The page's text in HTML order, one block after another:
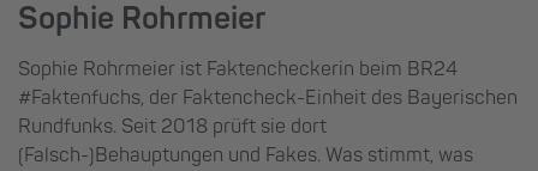
Sophie Rohrmeier
Sophie Rohrmeier ist Faktencheckerin beim BR24
#Faktenfuchs, der Faktencheck-Einheit des Bayerischen
Rundfunks. Seit 2018 prüft sie dort
(Falsch-)Behauptungen und Fakes. Was stimmt, was